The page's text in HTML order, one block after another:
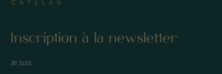
Inscription à la newsletter
Je suis :